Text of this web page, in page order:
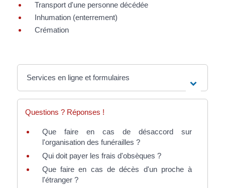
Transport d'une personne décédée
Inhumation (enterrement)
Crémation
Services en ligne et formulaires
Questions ? Réponses !
Que faire en cas de désaccord sur
l'organisation des funérailles ?
Qui doit payer les frais d'obsèques ?
Que faire en cas de décès d'un proche à
l'étranger ?